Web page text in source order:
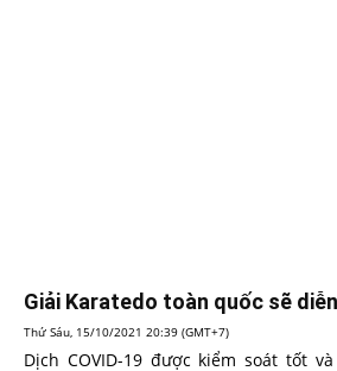
Giải Karatedo toàn quốc sẽ
Thứ Sáu, 15/10/2021 20:39 (GMT+7)
Dịch COVID-19 được kiểm soát tốt